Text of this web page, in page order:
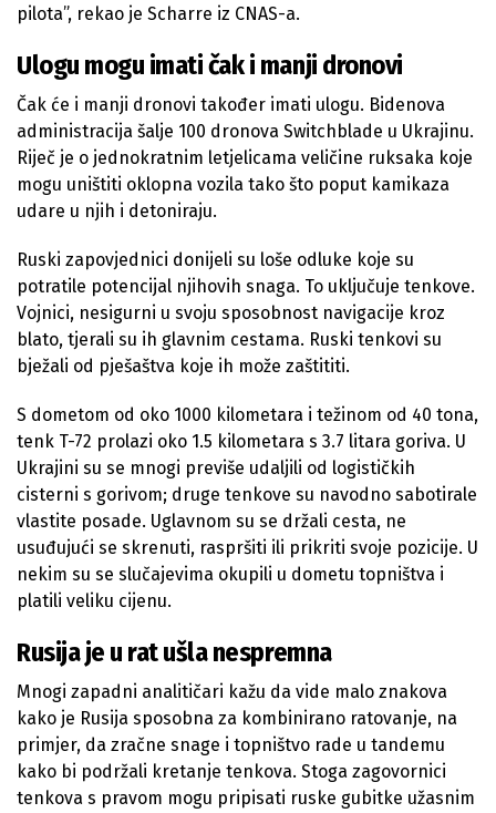
pilota”, rekao je Scharre iz CNAS-a.
Ulogu mogu imati čak i manji dronovi
Čak će i manji dronovi također imati ulogu. Bidenova
administracija šalje 100 dronova Switchblade u Ukrajinu.
Riječ je o jednokratnim letjelicama veličine ruksaka koje
mogu uništiti oklopna vozila tako što poput kamikaza
udare u njih i detoniraju.
Ruski zapovjednici donijeli su loše odluke koje su
potratile potencijal njihovih snaga. To uključuje tenkove.
Vojnici, nesigurni u svoju sposobnost navigacije kroz
blato, tjerali su ih glavnim cestama. Ruski tenkovi su
bježali od pješaštva koje ih može zaštititi.
S dometom od oko 1000 kilometara i težinom od 40 tona,
tenk T-72 prolazi oko 1.5 kilometara s 3.7 litara goriva. U
Ukrajini su se mnogi previše udaljili od logističkih
cisterni s gorivom; druge tenkove su navodno sabotirale
vlastite posade. Uglavnom su se držali cesta, ne
usuđujući se skrenuti, raspršiti ili prikriti svoje pozicije. U
nekim su se slučajevima okupili u dometu topništva i
platili veliku cijenu.
Rusija je u rat ušla nespremna
Mnogi zapadni analitičari kažu da vide malo znakova
kako je Rusija sposobna za kombinirano ratovanje, na
primjer, da zračne snage i topništvo rade u tandemu
kako bi podržali kretanje tenkova. Stoga zagovornici
tenkova s pravom mogu pripisati ruske gubitke užasnim